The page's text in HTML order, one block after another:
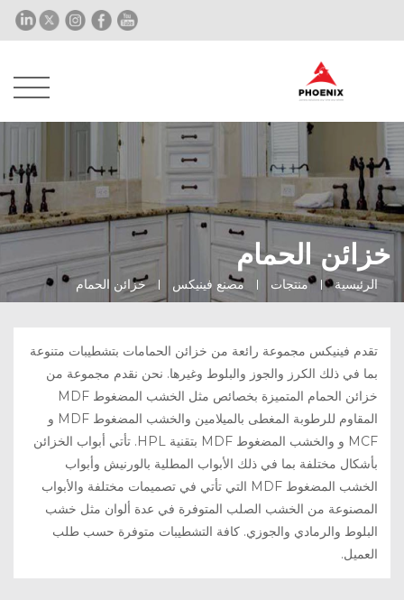
خزائن الحمام
الرئيسية منتجات مصنع فينيكس خزائن الحمام
تقدم فينيكس مجموعة رائعة من خزائن الحمامات بتشطيبات متنوعة
بما في ذلك الكرز والجوز والبلوط وغيرها. نحن نقدم مجموعة من
خزائن الحمام المتميزة بخصائص مثل الخشب المضغوط MDF
المقاوم للرطوبة المغطى بالميلامين والخشب المضغوط MDF و
MCF و والخشب المضغوط MDF بتقنية HPL. تأتي أبواب الخزائن
بأشكال مختلفة بما في ذلك الأبواب المطلية بالورنيش وأبواب
الخشب المضغوط MDF التي تأتي في تصميمات مختلفة والأبواب
المصنوعة من الخشب الصلب المتوفرة في عدة ألوان مثل خشب
البلوط والرمادي والجوزي. كافة التشطيبات متوفرة حسب طلب
العميل.